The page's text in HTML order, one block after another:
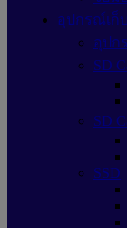
อุปกรณ์เก็
อุปก
SD
SD
SSD